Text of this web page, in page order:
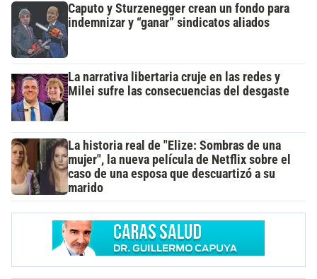
Caputo y Sturzenegger crean un fondo para
indemnizar y “ganar” sindicatos aliados
La narrativa libertaria cruje en las redes y
Milei sufre las consecuencias del desgaste
La historia real de "Elize: Sombras de una
mujer", la nueva película de Netflix sobre el
caso de una esposa que descuartizó a su
marido